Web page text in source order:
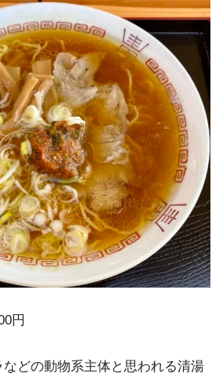
円
どの動物系主体と思われる清湯